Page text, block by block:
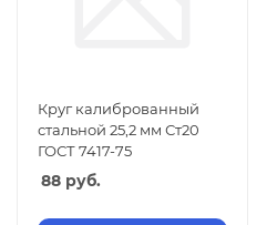
Круг калиброванный
стальной 25,2 мм Ст20
ГОСТ 7417-75
88 руб.